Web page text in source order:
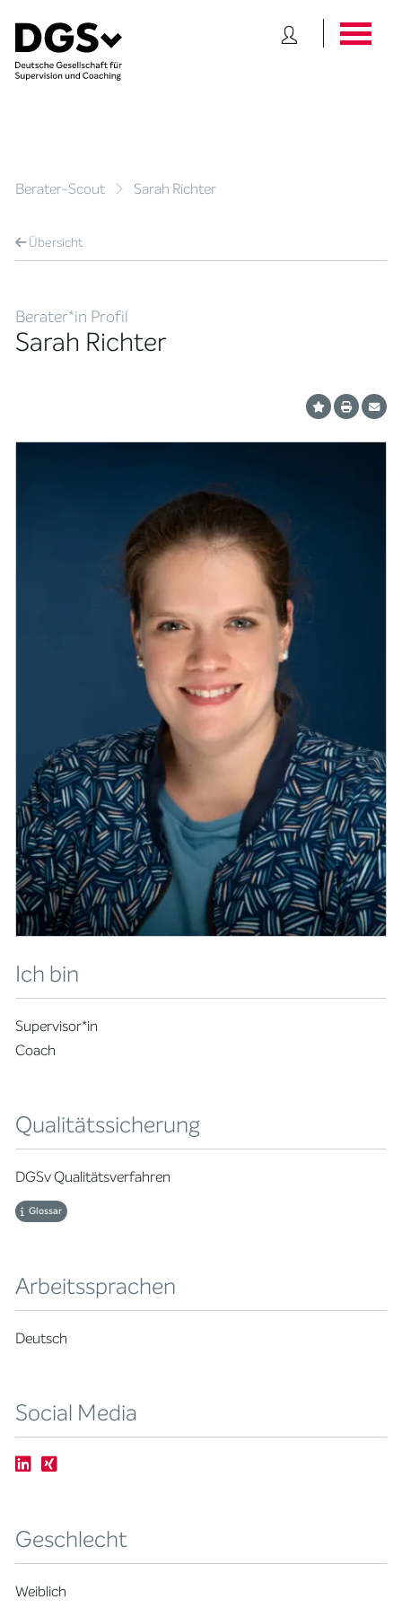
Berater-Scout Sarah Richter
Übersicht
Berater*in Profil
Sarah Richter
Ich bin
Supervisor*in
Coach
Qualitätssicherung
DGSv Qualitätsverfahren
Glossar
Arbeitssprachen
Deutsch
Social Media
Geschlecht
Weiblich